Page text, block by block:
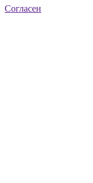
Согласен